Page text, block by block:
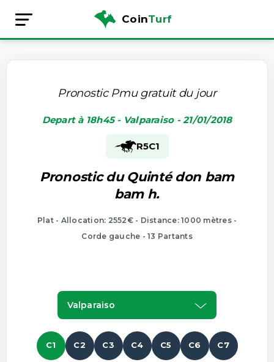
CoinTurf
Pronostic Pmu gratuit du jour
Depart à 18h45 - Valparaiso - 21/01/2018
R5C1
Pronostic du Quinté don bam
bam h.
Plat - Allocation: 2552€ - Distance: 1000 mètres -
Corde gauche - 13 Partants
Valparaiso
C1 C2 C3 C4 C5 C6 C7